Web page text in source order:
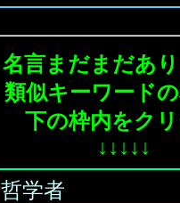
名言まだまだあり
類似キーワード
下の枠内をク
↓↓↓↓↓
哲学者